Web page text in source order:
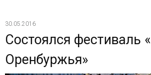
30.05.2016
Состоялся фестиваль
Оренбуржья»